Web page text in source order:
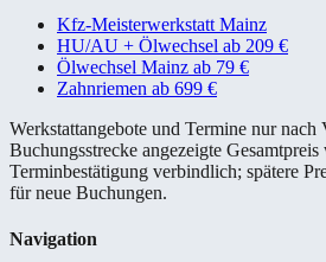
Kfz-Meisterwerkstatt Mainz
HU/AU + Ölwechsel ab 209 €
Ölwechsel Mainz ab 79 €
Zahnriemen ab 699 €
Werkstattangebote und Termine nur
Buchungsstrecke angezeigte
Terminbestätigung verbindlich; spätere
für neue Buchungen.
Navigation